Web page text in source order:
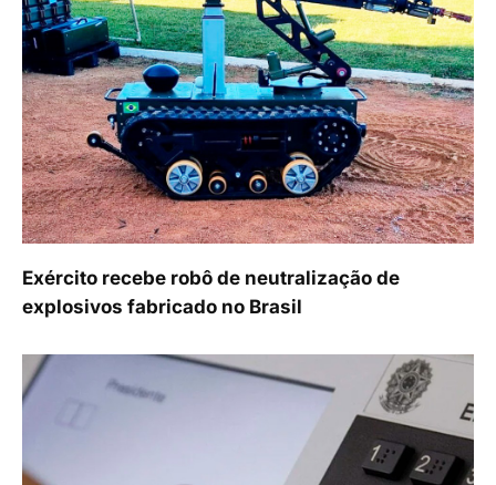
Exército recebe robô de neutralização de
explosivos fabricado no Brasil